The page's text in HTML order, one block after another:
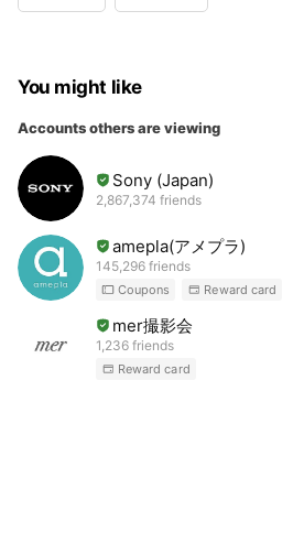
You might like
Accounts others are viewing
Sony (Japan)
2,867,374 friends
amepla(アメプラ)
145,296 friends
Coupons Reward card
mer撮影会
1,236 friends
Reward card